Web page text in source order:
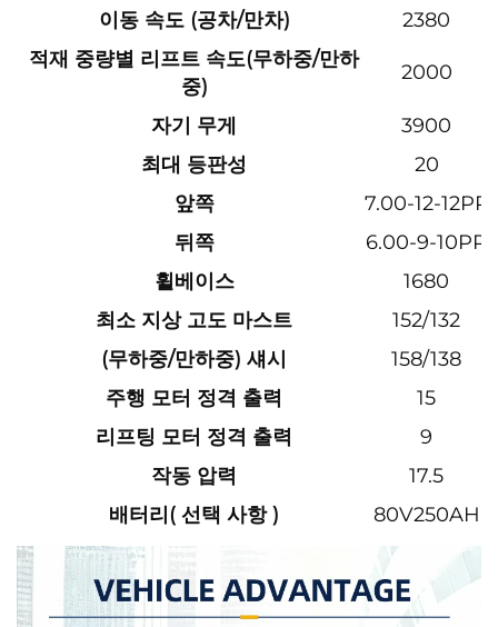
이동 속도 (공차/만차)
2380
적재 중량별 리프트 속도(무하중/만하
중)
2000
자기 무게
3900
최대 등판성
20
앞쪽
7.00-12-12PR
뒤쪽
6.00-9-10PR
휠베이스
1680
최소 지상 고도 마스트
152/132
(무하중/만하중) 섀시
158/138
주행 모터 정격 출력
15
리프팅 모터 정격 출력
9
작동 압력
17.5
배터리( 선택 사항) 80V250AH